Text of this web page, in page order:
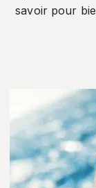
savoir pour